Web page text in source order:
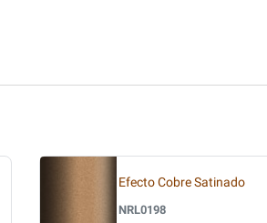
Efecto Cobre Satinado
NRL0198